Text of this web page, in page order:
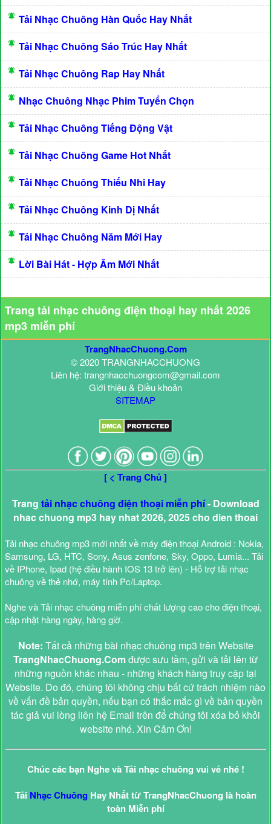
Tải Nhạc Chuông Hàn Quốc Hay Nhất
Tải Nhạc Chuông Sáo Trúc Hay Nhất
Tải Nhạc Chuông Rap Hay Nhất
Nhạc Chuông Nhạc Phim Tuyển Chọn
Tải Nhạc Chuông Tiếng Động Vật
Tải Nhạc Chuông Game Hot Nhất
Tải Nhạc Chuông Thiếu Nhi Hay
Tải Nhạc Chuông Kinh Dị Nhất
Tải Nhạc Chuông Năm Mới Hay
Lời Bài Hát - Hợp Âm Mới Nhất
Trang tải nhạc chuông điện thoại hay nhất 2026
mp3 miễn phí
TrangNhacChuong.Com
© 2020 TRANGNHACCHUONG
Liên hệ: trangnhacchuongcom@gmail.com
Giới thiệu & Điều khoản
SITEMAP
[ < Trang Chủ ]
Trang tải nhạc chuông điện thoại miễn phí- Download
nhac chuong mp3 hay nhat 2026, 2025 cho dien thoai
Tải nhạc chuông mp3 mới nhất về máy điện thoại Android : Nokia,
Samsung, LG, HTC, Sony, Asus zenfone, Sky, Oppo, Lumia... Tải
về IPhone, Ipad (hệ điều hành IOS 13 trở lên) - Hỗ trợ tải nhạc
chuông về thẻ nhớ, máy tính Pc/Laptop.
Nghe và Tải nhạc chuông miễn phí chất lượng cao cho điện thoại,
cập nhật hàng ngày, hàng giờ.
Note: Tất cả những bài nhạc chuông mp3 trên Website
TrangNhacChuong.Comđược sưu tầm, gửi và tải lên từ
những nguồn khác nhau - những khách hàng truy cập tại
Website. Do đó, chúng tôi không chịu bất cứ trách nhiệm nào
về vấn đề bản quyền, nếu bạn có thắc mắc gì về bản quyền
tác giả vui lòng liên hệ Email trên để chúng tôi xóa bỏ khỏi
website nhé. Xin Cảm Ơn!
Chúc các bạn Nghe và Tải nhạc chuông vui vẻ nhé !
Tải Nhạc Chuông Hay Nhất từ TrangNhacChuong là hoàn
toàn Miễn phí